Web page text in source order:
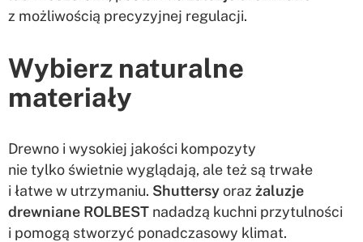
z możliwością precyzyjnej regulacji.
Wybierz naturalne
materiały
Drewno i wysokiej jakości kompozyty
nie tylko świetnie wyglądają, ale też są trwałe
i łatwe w utrzymaniu. Shuttersyoraz żaluzje
drewniane ROLBEST nadadzą kuchni przytulności
i pomogą stworzyć ponadczasowy klimat.